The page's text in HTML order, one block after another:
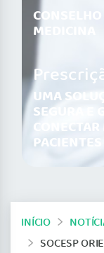
CONSELHO
MEDICINA
UMA
SEGURA E
INÍCIO
SOCESP ORIENTA MÉDICOS DA REDE